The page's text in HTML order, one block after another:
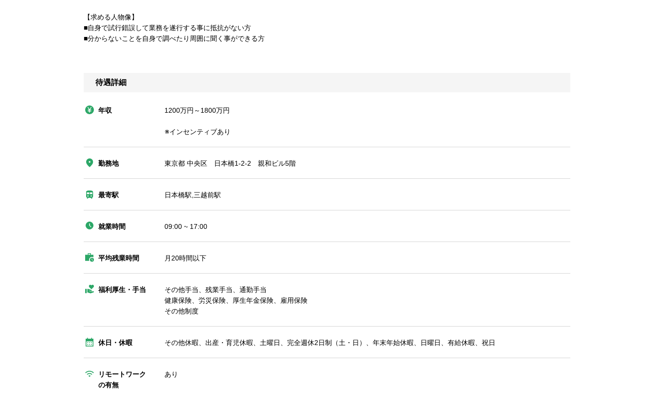
【求める人物像】
■自身で試行錯誤して業務を遂行する事に抵抗がない方
■分からないことを自身で調べたり周囲に聞く事ができる方
待遇詳細
年収 1200万円～1800万円
※インセンティブあり
勤務地 東京都 中央区 日本橋1-2-2 親和ビル5階
最寄駅 日本橋駅,三越前駅
就業時間 09:00 ~ 17:00
平均残業時間 月20時間以下
福利厚生・手当
その他手当、残業手当、通勤手当
健康保険、労災保険、厚生年金保険、雇用保険
その他制度
休日・休暇 その他休暇、出産・育児休暇、土曜日、完全週休2日制（土・日）、年末年始休暇、日曜日、有給休暇、祝日
リモートワーク
の有無
あり